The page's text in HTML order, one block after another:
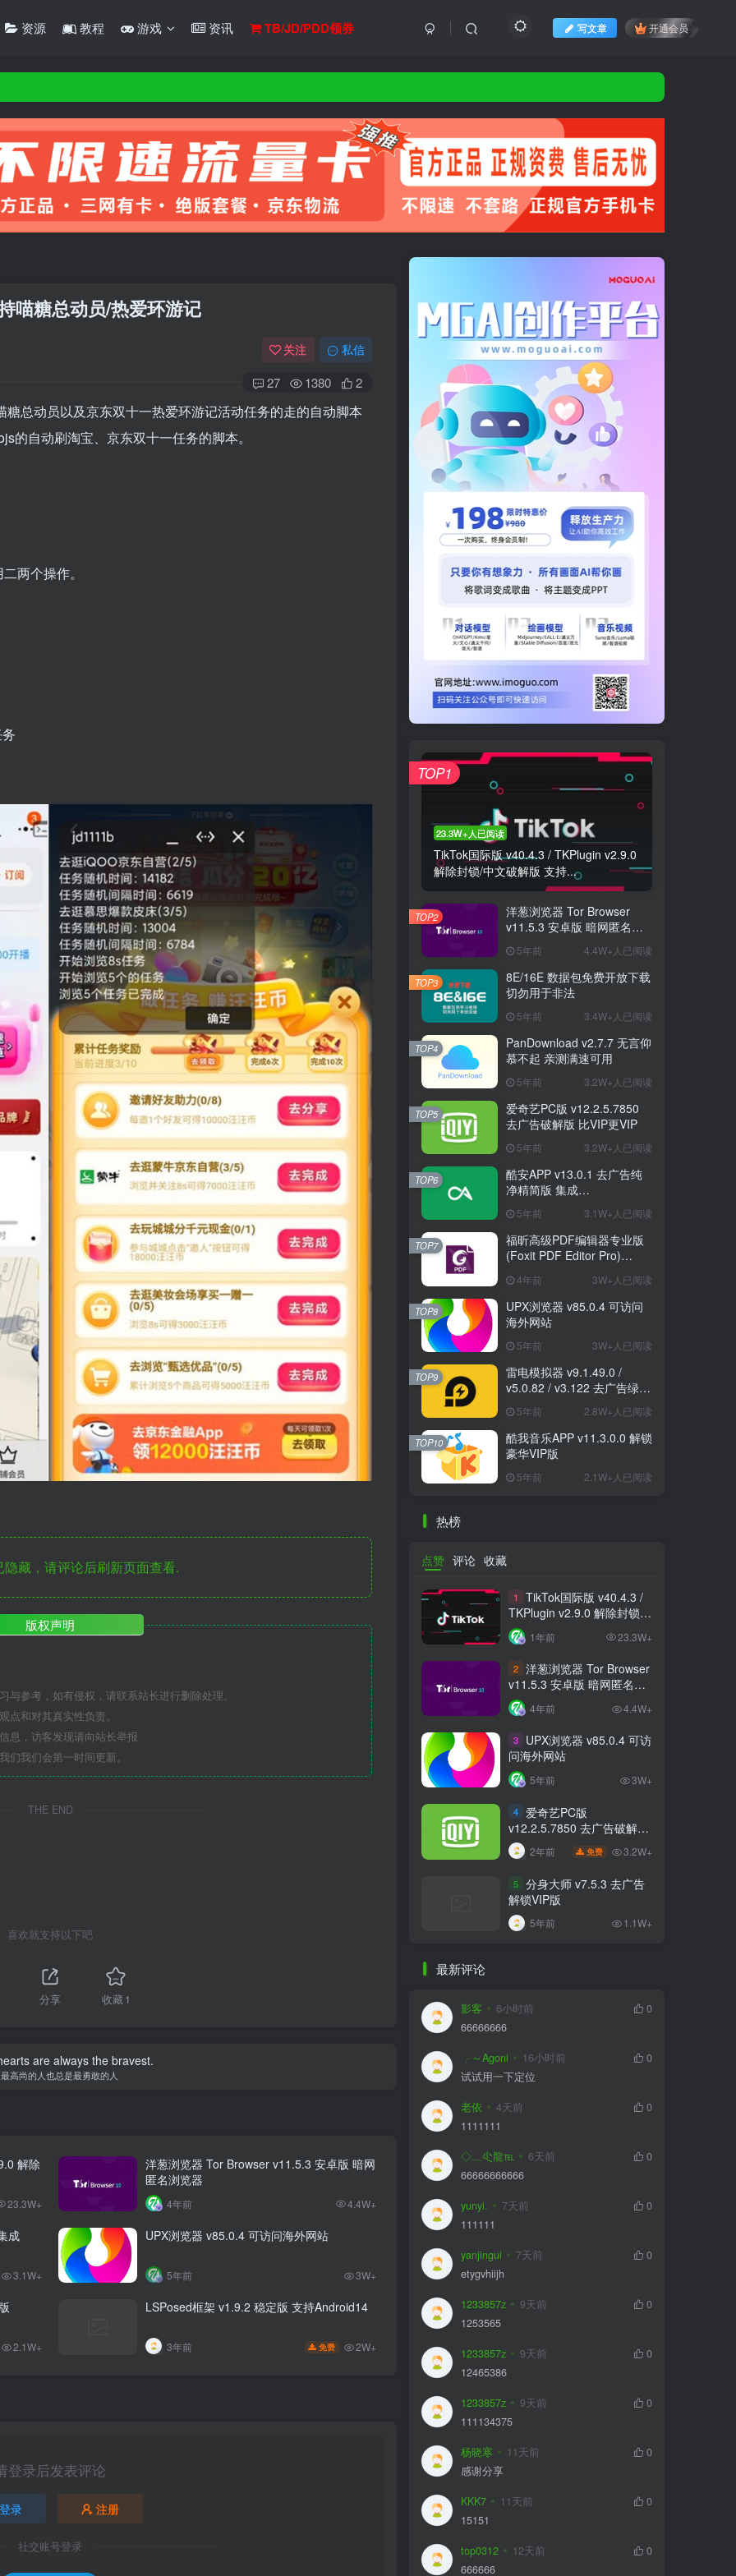
资源 教程 游戏 资讯 TB/JD/PDD领券 写文章 开通会员
喵糖总动员/热爱环游记
关注 私信
27 1380 2
总动员以及京东双十一热爱环游记活动任务的走的自动脚本
的自动刷淘宝、京东双十一任务的脚本。
两个操作。
藏，请评论后刷新页面查看.
版权声明
参考，如有侵权，请联系站长进行删除处理。
和对其真实性负责。
息，访客发现请向站长举报
我们会第一时间更新。
THE END
喜欢就支持以下吧
分享 收藏1
are always the bravest.
高尚的人也总是最勇敢的人
解除
23.3W+
洋葱浏览器 Tor Browser v11.5.3 安卓版 暗网
匿名浏览器
4年前 4.4W+
成
3.1W+
UPX浏览器 v85.0.4 可访问海外网站
5年前 3W+
2.1W+
LSPosed框架 v1.9.2 稳定版 支持Android14
3年前 免费 2W+
登录后发表评论
登录 注册
社交账号登录
23.3W+人已阅读
TikTok国际版 v40.4.3 / TKPlugin v2.9.0
解除封锁/中文破解版 支持...
TOP1
洋葱浏览器 Tor Browser
v11.5.3 安卓版 暗网匿名浏
览器
5年前 4.4W+人已阅读
TOP2
8E/16E 数据包免费开放下载
切勿用于非法
5年前 3.4W+人已阅读
TOP3
PanDownload v2.7.7 无言仰
慕不起 亲测满速可用
5年前 3.2W+人已阅读
TOP4
爱奇艺PC版 v12.2.5.7850
去广告破解版 比VIP更VIP
5年前 3.2W+人已阅读
TOP5
酷安APP v13.0.1 去广告纯
净精简版 集成
FuckCoolapkR1.16.5
5年前 3.1W+人已阅读
TOP6
福昕高级PDF编辑器专业版
(Foxit PDF Editor Pro)
4年前 3W+人已阅读
TOP7
UPX浏览器 v85.0.4 可访问
海外网站
5年前 3W+人已阅读
TOP8
雷电模拟器 v9.1.49.0 /
v5.0.82 / v3.122 去广告绿色
5年前 2.8W+人已阅读
TOP9
酷我音乐APP v11.3.0.0 解锁
豪华VIP版
5年前 2.1W+人已阅读
TOP10
热榜
点赞 评论 收藏
1
TikTok国际版 v40.4.3 /
TKPlugin v2.9.0 解除封锁/
中文破解版 支持选国区
1年前 23.3W+
2 洋葱浏览器 Tor Browser
v11.5.3 安卓版 暗网匿名浏
览器
4年前 4.4W+
3
UPX浏览器 v85.0.4 可访
问海外网站
5年前 3W+
4
爱奇艺PC版
v12.2.5.7850 去广告破解版
比VIP更VIP
2年前 免费 3.2W+
5 分身大师 v7.5.3 去广告
解锁VIP版
5年前 1.1W+
最新评论
影客 6小时前
0
66666666
╭～Agoni 16小时前
0
试试用一下定位
老依 4天前
0
1111111
◇﹏尐龍℡ 6天前
0
66666666666
yunyi. 7天前
0
111111
yanjingui 7天前
0
etygvhiijh
1233857z 9天前
0
1253565
1233857z 9天前
0
12465386
1233857z 9天前
0
111134375
杨晓寒 11天前
0
感谢分享
KKK7 11天前
0
15151
top0312 12天前
0
666666